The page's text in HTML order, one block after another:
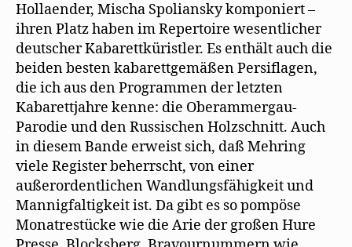
Hollaender, Mischa Spoliansky komponiert –
ihren Platz haben im Repertoire wesentlicher
deutscher Kabarettküristler. Es enthält auch die
beiden besten kabarettgemäßen Persiflagen,
die ich aus den Programmen der letzten
Kabarettjahre kenne: die Oberammergau-
Parodie und den Russischen Holzschnitt. Auch
in diesem Bande erweist sich, daß Mehring
viele Register beherrscht, von einer
außerordentlichen Wandlungsfähigkeit und
Mannigfaltigkeit ist. Da gibt es so pompöse
Monatrestücke wie die Arie der großen Hure